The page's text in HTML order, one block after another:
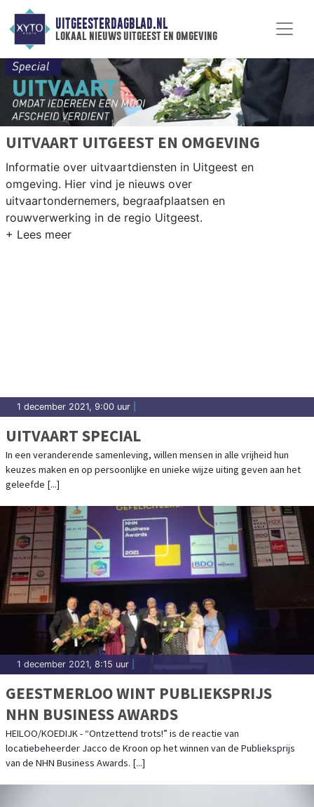
UITGEESTERDAGBLAD.NL
lokaal nieuws uitgeest en omgeving
UITVAART UITGEEST EN OMGEVING
Informatie over uitvaartdiensten in Uitgeest en
omgeving. Hier vind je nieuws over
uitvaartondernemers, begraafplaatsen en
rouwverwerking in de regio Uitgeest.
1 december 2021, 9:00 uur
UITVAART SPECIAL
In een veranderende samenleving, willen mensen in alle vrijheid hun
keuzes maken en op persoonlijke en unieke wijze uiting geven aan het
geleefde [...]
1 december 2021, 8:15 uur
GEESTMERLOO WINT PUBLIEKSPRIJS
NHN BUSINESS AWARDS
HEILOO/KOEDIJK - “Ontzettend trots!” is de reactie van
locatiebeheerder Jacco de Kroon op het winnen van de Publieksprijs
van de NHN Business Awards. [...]